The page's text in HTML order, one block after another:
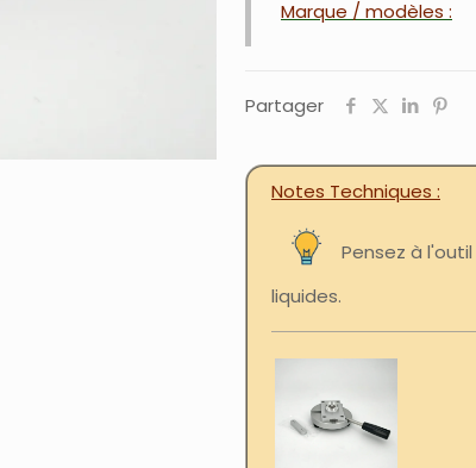
Marque / modèles :
Partager
Notes Techniques
Pensez à
liquides.